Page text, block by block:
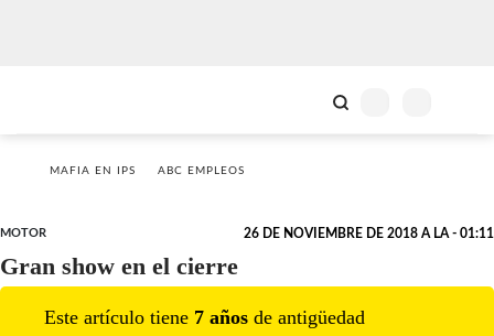
MAFIA EN IPS ABC EMPLEOS
MOTOR 26 DE NOVIEMBRE DE 2018 A LA - 01:11
Gran show en el cierre
Este artículo tiene 7 años de antigüedad